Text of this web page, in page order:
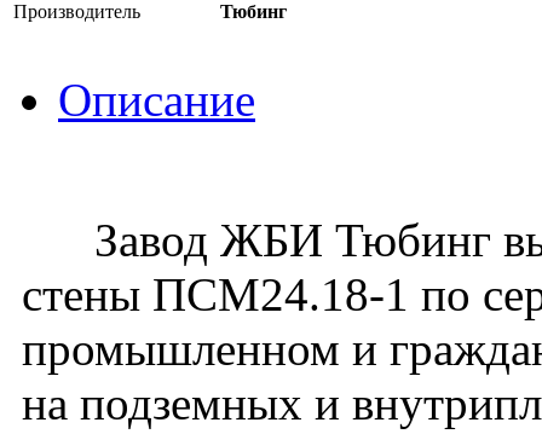
Производитель Тюбинг
Описание
Завод ЖБИ Тюбинг
стены ПСМ24.18-1 по
промышленном и
на подземных и